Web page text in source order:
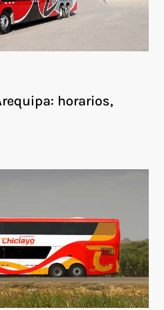
horarios,